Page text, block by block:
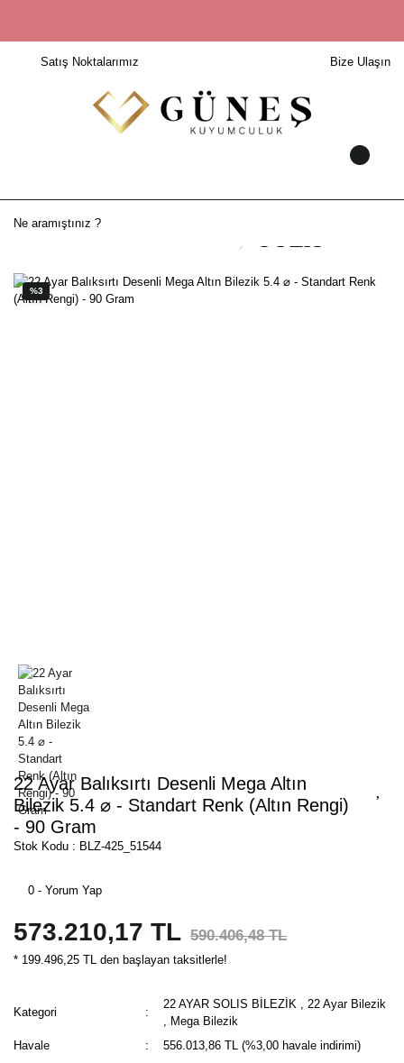
Satış Noktalarımız Bize Ulaşın
%3
22 Ayar Balıksırtı Desenli Mega Altın
Bilezik 5.4 ⌀ - Standart Renk (Altın Rengi)
- 90 Gram
Stok Kodu : BLZ-425_51544
0 - Yorum Yap
573.210,17 TL 590.406,48 TL
* 199.496,25 TL den başlayan taksitlerle!
Kategori
22 AYAR SOLIS BİLEZİK
22 Ayar Bilezik
Mega Bilezik
Havale
556.013,86 TL (%3,00 havale indirimi)